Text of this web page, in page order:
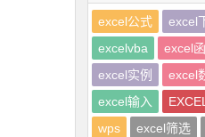
excel公式 excel
excelvba
excel
excel实例
excel
excel输入
wps
excel筛选